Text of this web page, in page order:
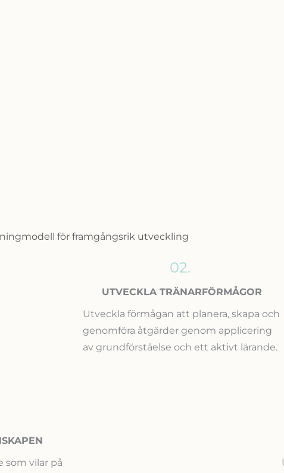
för framgångsrik utveckling
som vilar på
02.
UTVECKLA TRÄNARFÖRMÅGOR
Utveckla förmågan att planera, skapa och
genomföra åtgärder genom applicering
av grundförståelse och ett aktivt lärande.